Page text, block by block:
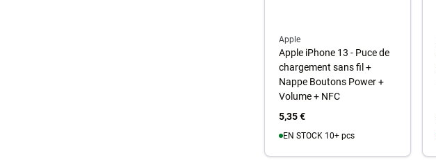
Apple
Apple iPhone 13 - Puce de
chargement sans fil +
Nappe Boutons Power +
Volume + NFC
5,35 €
EN STOCK 10+ pcs